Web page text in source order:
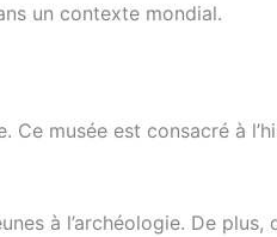
un contexte mondial.
Ce musée est consacré à
à l’archéologie. De plus,